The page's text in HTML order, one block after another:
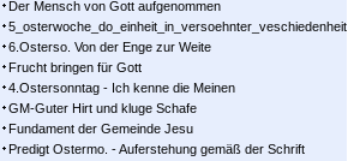
Der Mensch von Gott aufgenommen
5_osterwoche_do_einheit_in_versoehnter_veschiedenheit
6.Osterso. Von der Enge zur Weite
Frucht bringen für Gott
4.Ostersonntag - Ich kenne die Meinen
GM-Guter Hirt und kluge Schafe
Fundament der Gemeinde Jesu
Predigt Ostermo. - Auferstehung gemäß der Schrift